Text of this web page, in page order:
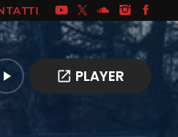
play_arrow open_in_new PLAYER